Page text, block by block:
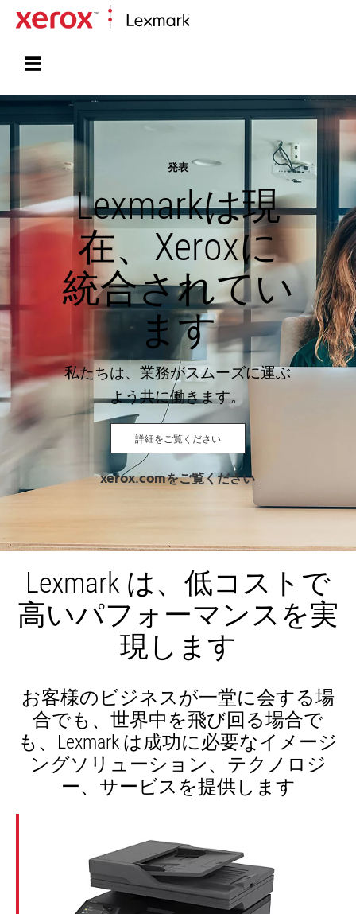
発表
Lexmarkは現
在、Xeroxに
統合されてい
ます
私たちは、業務がスムーズに運ぶ
よう共に働きます。
詳細をご覧ください
xerox.comをご覧ください新
い
ブ
で
開
く
Lexmark は、低コストで
高いパフォーマンスを実
現します
お客様のビジネスが一堂に会する場
合でも、世界中を飛び回る場合で
も、Lexmark は成功に必要なイメージ
ングソリューション、テクノロジ
ー、サービスを提供します